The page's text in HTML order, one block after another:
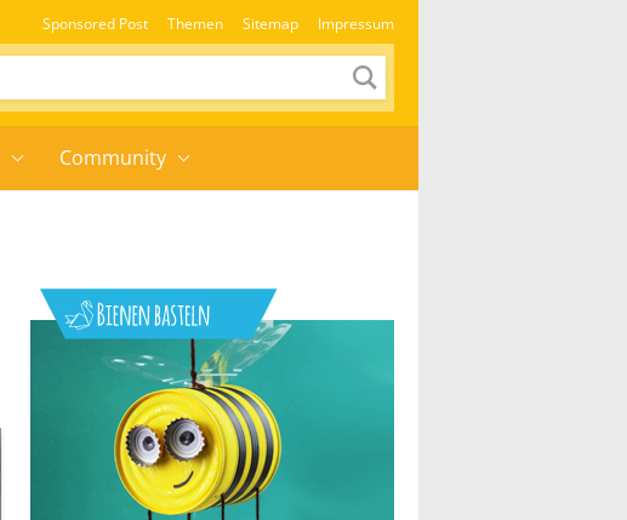
Sponsored Post Themen Sitemap Impressum
Community